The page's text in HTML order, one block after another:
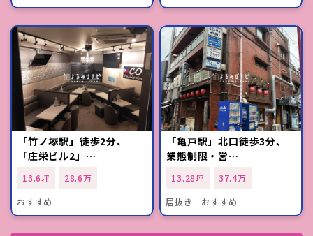
「竹ノ塚駅」徒歩2分、
「庄栄ビル2」…
13.6坪
28.6万
おすすめ
「亀戸駅」北口徒歩3分、
業態制限・営…
13.28坪
37.4万
居抜き
おすすめ